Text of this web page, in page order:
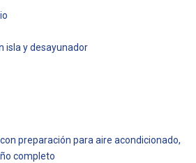
isla y desayunador
preparación para aire acondicionado,
completo